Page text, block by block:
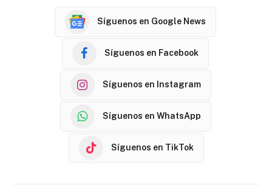
Síguenos en Google News
Síguenos en Facebook
Síguenos en Instagram
Síguenos en WhatsApp
Síguenos en TikTok